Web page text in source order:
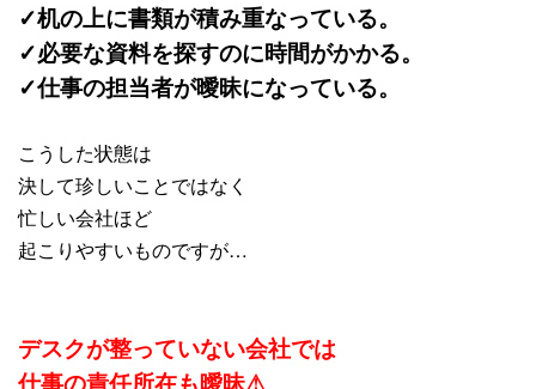
✓机の上に書類が積み重なっている。
✓必要な資料を探すのに時間がかかる。
✓仕事の担当者が曖昧になっている。
こうした状態は
決して珍しいことではなく
忙しい会社ほど
起こりやすいものですが…
デスクが整っていない会社では